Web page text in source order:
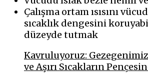
Çalışma ortam ısısını
sıcaklık dengesini
düzeyde tutmak
Kavruluyoruz:
ve Aşırı Sıcakların